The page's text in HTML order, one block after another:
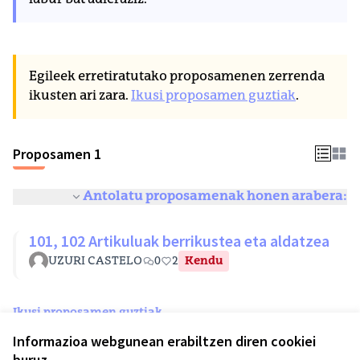
Informazioa webgunean erabiltzen diren cookiei
Egileek erretiratutako proposamenen zerrenda
ikusten ari zara. Ikusi proposamen guztiak.
Proposamen 1
Antolatu proposamenak honen arabera:
101, 102 Artikuluak berrikustea eta aldatzea
UZURI CASTELO 0 2 Kendu
Ikusi proposamen guztiak